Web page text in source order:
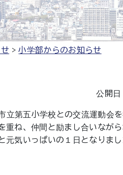
小学部からのお知らせ
公開日
第五小学校との交流運動会
重ね、仲間と励まし合いなが
元気いっぱいの１日となりまし